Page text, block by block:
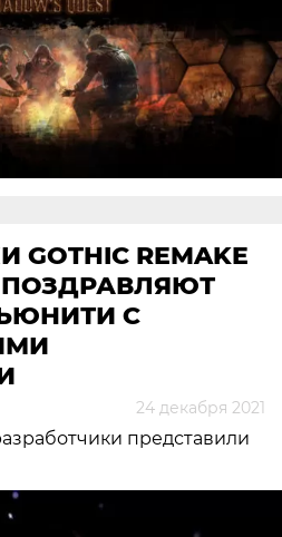
REMAKE
ПОЗДРАВЛЯЮТ
С
24 декабря 2021
представили